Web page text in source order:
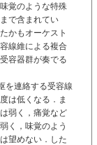
覚のような特殊
で含まれてい
かもオーケスト
線維による複合
容器群が奏でる
を連絡する受容線
は低くなる．ま
弱く，痛覚など
く，味覚のよう
望めない．した